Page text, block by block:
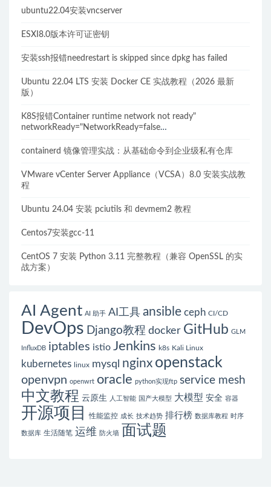
ubuntu22.04安装vncserver
ESXI8.0版本许可证密钥
安装ssh报错needrestart is skipped since dpkg has failed
Ubuntu 22.04 LTS 安装 Docker CE 实战教程（2026 最新
版）
K8S报错Container runtime network not ready"
networkReady="NetworkReady=false
containerd 镜像管理实战：从基础命令到企业级私有仓库
VMware vCenter Server Appliance（VCSA）8.0 安装实战教
程
Ubuntu 24.04 安装 pciutils 和 devmem2 教程
Centos7安装gcc-11
CentOS 7 安装 Python 3.11 完整教程（兼容 OpenSSL 的实
战方案）
AI Agent AI 助手 AI工具 ansible ceph CI/CD
DevOps Django教程 docker GitHub GLM
InfluxDB iptables istio Jenkins k8s Kali Linux
kubernetes linux mysql nginx openstack
openvpn openwrt oracle python实现ftp service mesh
中文教程 云原生 人工智能 国产大模型 大模型 安全 容器
开源项目 性能监控 成长 技术趋势 排行榜 数据库教程 时序
数据库 生活随笔 运维 防火墙 面试题